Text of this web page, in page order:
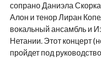
сопрано Даниэла
Алон и тенор Лиран
вокальный ансамбль и
Нетании. Этот концерт
пройдет под